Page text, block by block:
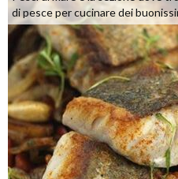
di pesce per cucinare dei